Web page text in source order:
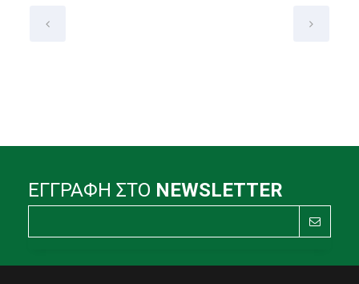
ΕΓΓΡΑΦΗ ΣΤΟ NEWSLETTER